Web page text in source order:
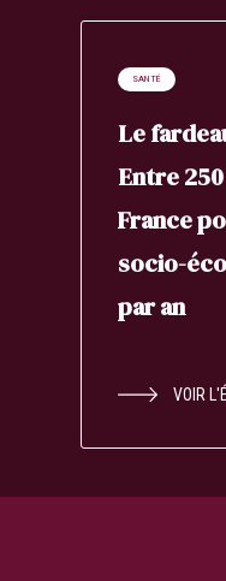
SANTÉ
Le
Entre
France
socio-
par an
VOIR